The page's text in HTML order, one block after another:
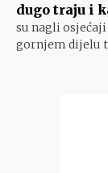
dugo traju i
su nagli
gornjem dijelu